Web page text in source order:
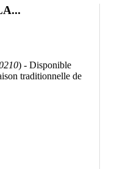
) - Disponible
traditionnelle de